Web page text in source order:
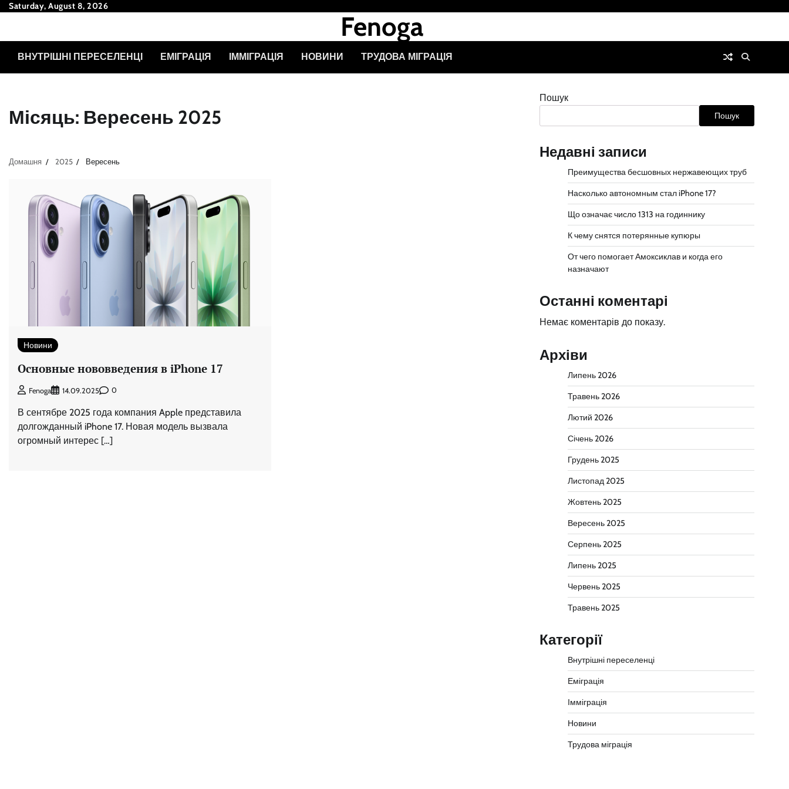
Перейти
Saturday, August 8, 2026
Fenoga
ВНУТРІШНІ ПЕРЕСЕЛЕНЦІ ЕМІГРАЦІЯ ІММІГРАЦІЯ НОВИНИ ТРУДОВА МІГРАЦІЯ
Місяць: Вересень 2025
Домашня 2025 Вересень
Новини
Основные нововведения в iPhone 17
Fenoga 14.09.2025 0
В сентябре 2025 года компания Apple представила
долгожданный iPhone 17. Новая модель вызвала
огромный интерес […]
Пошук
Пошук
Недавні записи
Преимущества бесшовных нержавеющих труб
Насколько автономным стал iPhone 17?
Що означає число 1313 на годиннику
К чему снятся потерянные купюры
От чего помогает Амоксиклав и когда его
назначают
Останні коментарі
Немає коментарів до показу.
Архіви
Липень 2026
Травень 2026
Лютий 2026
Січень 2026
Грудень 2025
Листопад 2025
Жовтень 2025
Вересень 2025
Серпень 2025
Липень 2025
Червень 2025
Травень 2025
Категорії
Внутрішні переселенці
Еміграція
Імміграція
Новини
Трудова міграція